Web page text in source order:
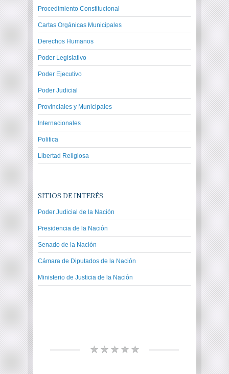
Procedimiento Constitucional
Cartas Orgánicas Municipales
Derechos Humanos
Poder Legislativo
Poder Ejecutivo
Poder Judicial
Provinciales y Municipales
Internacionales
Politica
Libertad Religiosa
SITIOS DE INTERÉS
Poder Judicial de la Nación
Presidencia de la Nación
Senado de la Nación
Cámara de Diputados de la Nación
Ministerio de Justicia de la Nación